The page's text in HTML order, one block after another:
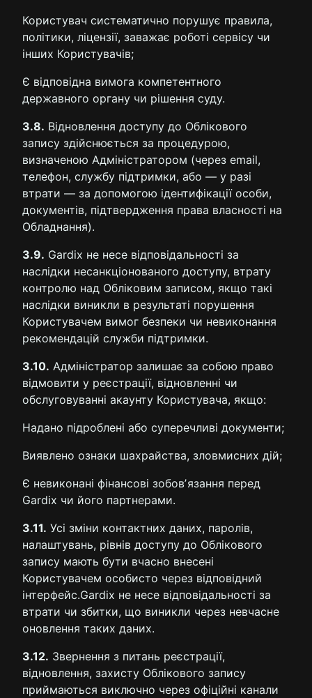
Користувач систематично порушує правила,
політики, ліцензії, заважає роботі сервісу чи
інших Користувачів;
Є відповідна вимога компетентного
державного органу чи рішення суду.
3.8. Відновлення доступу до Облікового
запису здійснюється за процедурою,
визначеною Адміністратором (через email,
телефон, службу підтримки, або — у разі
втрати — за допомогою ідентифікації особи,
документів, підтвердження права власності на
Обладнання).
3.9. Gardix не несе відповідальності за
наслідки несанкціонованого доступу, втрату
контролю над Обліковим записом, якщо такі
наслідки виникли в результаті порушення
Користувачем вимог безпеки чи невиконання
рекомендацій служби підтримки.
3.10. Адміністратор залишає за собою право
відмовити у реєстрації, відновленні чи
обслуговуванні акаунту Користувача, якщо:
Надано підроблені або суперечливі документи;
Виявлено ознаки шахрайства, зловмисних дій;
Є невиконані фінансові зобовʼязання перед
Gardix чи його партнерами.
3.11. Усі зміни контактних даних, паролів,
налаштувань, рівнів доступу до Облікового
запису мають бути вчасно внесені
Користувачем особисто через відповідний
інтерфейс.Gardix не несе відповідальності за
втрати чи збитки, що виникли через невчасне
оновлення таких даних.
3.12. Звернення з питань реєстрації,
відновлення, захисту Облікового запису
приймаються виключно через офіційні канали